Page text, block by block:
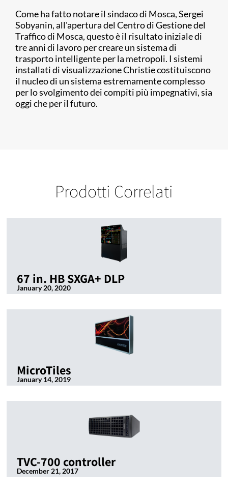
Come ha fatto notare il sindaco di Mosca, Sergei
Sobyanin, all'apertura del Centro di Gestione del
Traffico di Mosca, questo è il risultato iniziale di
tre anni di lavoro per creare un sistema di
trasporto intelligente per la metropoli. I sistemi
installati di visualizzazione Christie costituiscono
il nucleo di un sistema estremamente complesso
per lo svolgimento dei compiti più impegnativi, sia
oggi che per il futuro.
Prodotti Correlati
67 in. HB SXGA+ DLP
January 20, 2020
MicroTiles
January 14, 2019
TVC-700 controller
December 21, 2017